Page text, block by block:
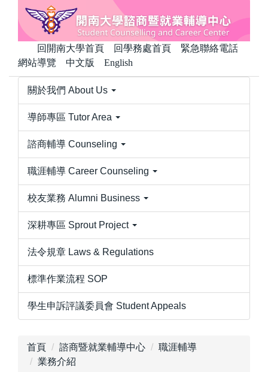
回開南大學首頁 回學務處首頁
緊急聯絡電話
網站導覽
中文版 English
關於我們 About Us
導師專區 Tutor Area
諮商輔導 Counseling
職涯輔導 Career Counseling
校友業務 Alumni Business
深耕專區 Sprout Project
法令規章 Laws & Regulations
標準作業流程 SOP
學生申訴評議委員會 Student Appeals
首頁 諮商暨就業輔導中心
職涯輔導
業務介紹